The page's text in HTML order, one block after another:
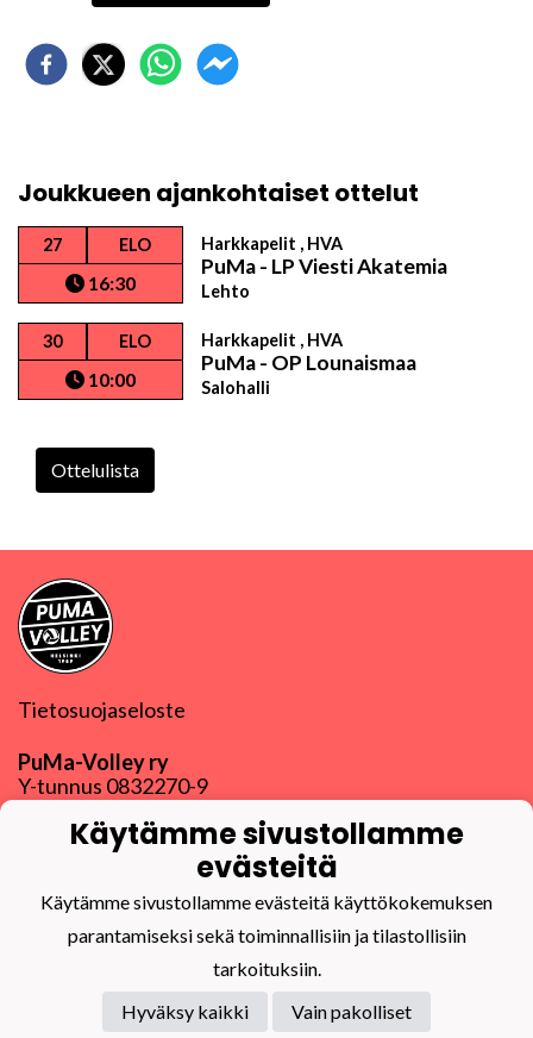
Joukkueen ajankohtaiset ottelut
27 ELO
16:30
Harkkapelit , HVA
PuMa - LP Viesti Akatemia
Lehto
30 ELO
10:00
Harkkapelit , HVA
PuMa - OP Lounaismaa
Salohalli
Ottelulista
Tietosuojaseloste
PuMa-Volley ry
Y-tunnus 0832270-9
Linkki muihin yhteystietoihin
Powered by
Käytämme sivustollamme
evästeitä
Käytämme sivustollamme evästeitä käyttökokemuksen
parantamiseksi sekä toiminnallisiin ja tilastollisiin
tarkoituksiin.
Hyväksy kaikki
Vain pakolliset